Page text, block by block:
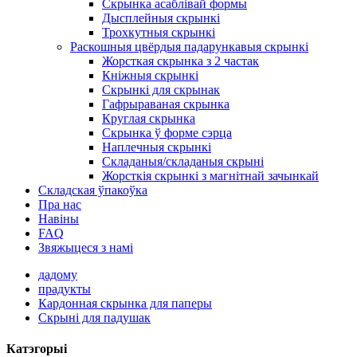
Скрынка асаблівай формы
Дысплейныя скрынкі
Трохкутныя скрынкі
Раскошныя цвёрдыя падарункавыя скрынкі
Жорсткая скрынка з 2 частак
Кніжныя скрынкі
Скрынкі для скрынак
Гафрыраваная скрынка
Круглая скрынка
Скрынка ў форме сэрца
Наплечныя скрынкі
Складаныя/складаныя скрыні
Жорсткія скрынкі з магнітнай зачынкай
Складская ўпакоўка
Пра нас
Навіны
FAQ
Звяжыцеся з намі
дадому
прадукты
Кардонная скрынка для паперы
Скрыні для падушак
Катэгорыі